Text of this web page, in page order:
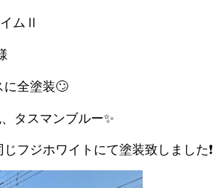
ムⅡ
全塗装🙄
タスマンブルー✨
フジホワイトにて塗装致しました❗